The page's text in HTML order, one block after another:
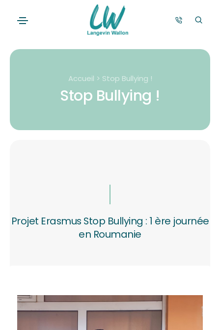
Accueil > Stop Bullying !
Stop Bullying !
Projet Erasmus Stop Bullying : 1 ère journée
en Roumanie